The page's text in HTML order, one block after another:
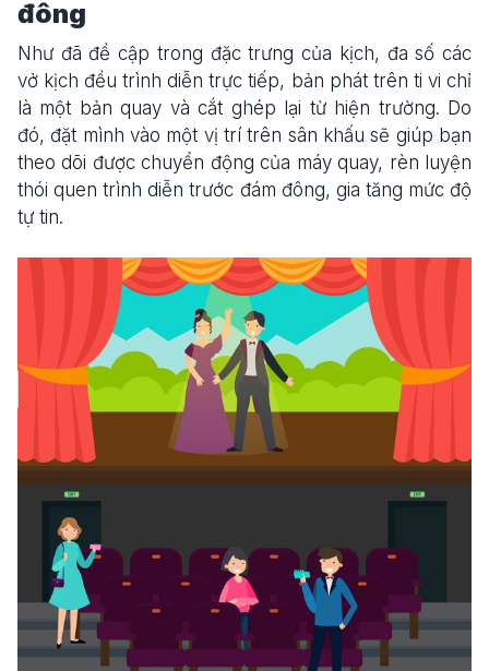
đông
Như đã đề cập trong đặc trưng của kịch, đa số các
vở kịch đều trình diễn trực tiếp, bản phát trên ti vi chỉ
là một bản quay và cắt ghép lại từ hiện trường. Do
đó, đặt mình vào một vị trí trên sân khấu sẽ giúp bạn
theo dõi được chuyển động của máy quay, rèn luyện
thói quen trình diễn trước đám đông, gia tăng mức độ
tự tin.